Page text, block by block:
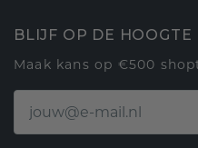
BLIJF OP DE HOOGTE
Maak kans op €500